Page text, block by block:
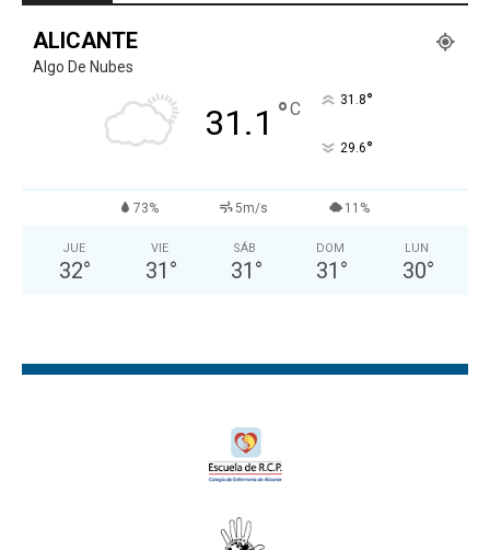
ALICANTE
Algo De Nubes
31.1 °C 31.8°
29.6°
73% 5m/s 11%
JUE
32°
VIE
31 °
SÁB
31 °
DOM
31 °
LUN
30°